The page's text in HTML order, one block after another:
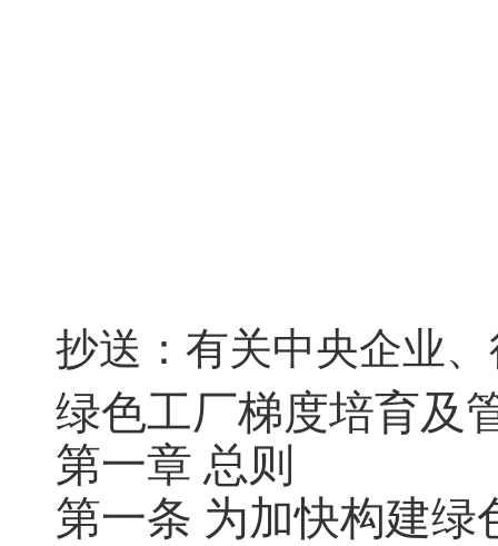
抄送：有关中央企业
绿色工厂梯度培育及
第一章 总则
第一条 为加快构建